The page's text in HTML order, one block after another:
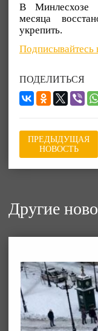
В Минлесхозе
месяца
укрепить.
ПОДЕЛИТЬСЯ
ПРЕДЫДУЩАЯ
НОВОСТЬ
Другие